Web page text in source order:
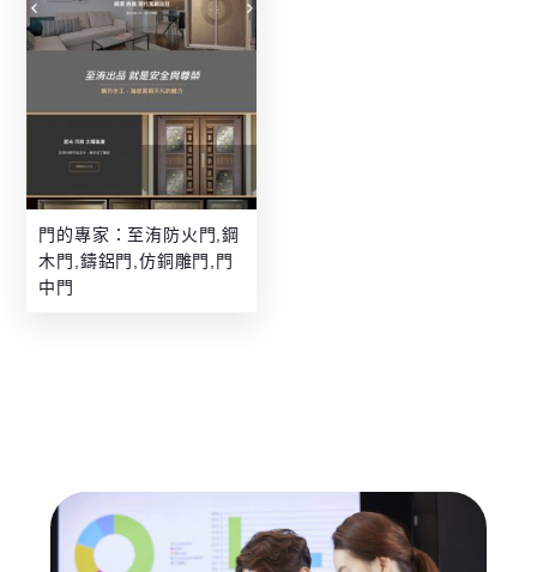
門的專家：至洧防火門,鋼
木門,鑄鋁門,仿銅雕門,門
中門